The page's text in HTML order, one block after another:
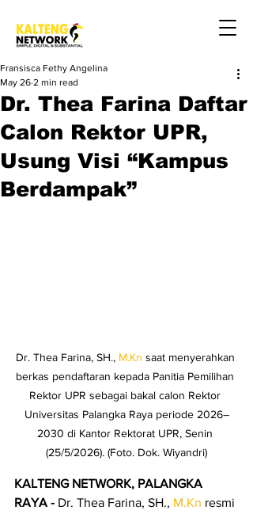
Dr. Thea Farina Daftar
Calon Rektor UPR,
Usung Visi “Kampus
Berdampak”
Fransisca Fethy Angelina
May 26 2 min read
Dr. Thea Farina, SH., M.Kn saat menyerahkan
berkas pendaftaran kepada Panitia Pemilihan
Rektor UPR sebagai bakal calon Rektor
Universitas Palangka Raya periode 2026–
2030 di Kantor Rektorat UPR, Senin
(25/5/2026). (Foto. Dok. Wiyandri)
KALTENG NETWORK, PALANGKA
RAYA - Dr. Thea Farina, SH., M.Kn resmi